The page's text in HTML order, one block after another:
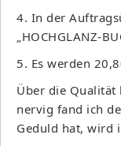
4. In der
„HOCHGLANZ-
5. Es werden
Über die Qualität
nervig fand ich
Geduld hat, wird